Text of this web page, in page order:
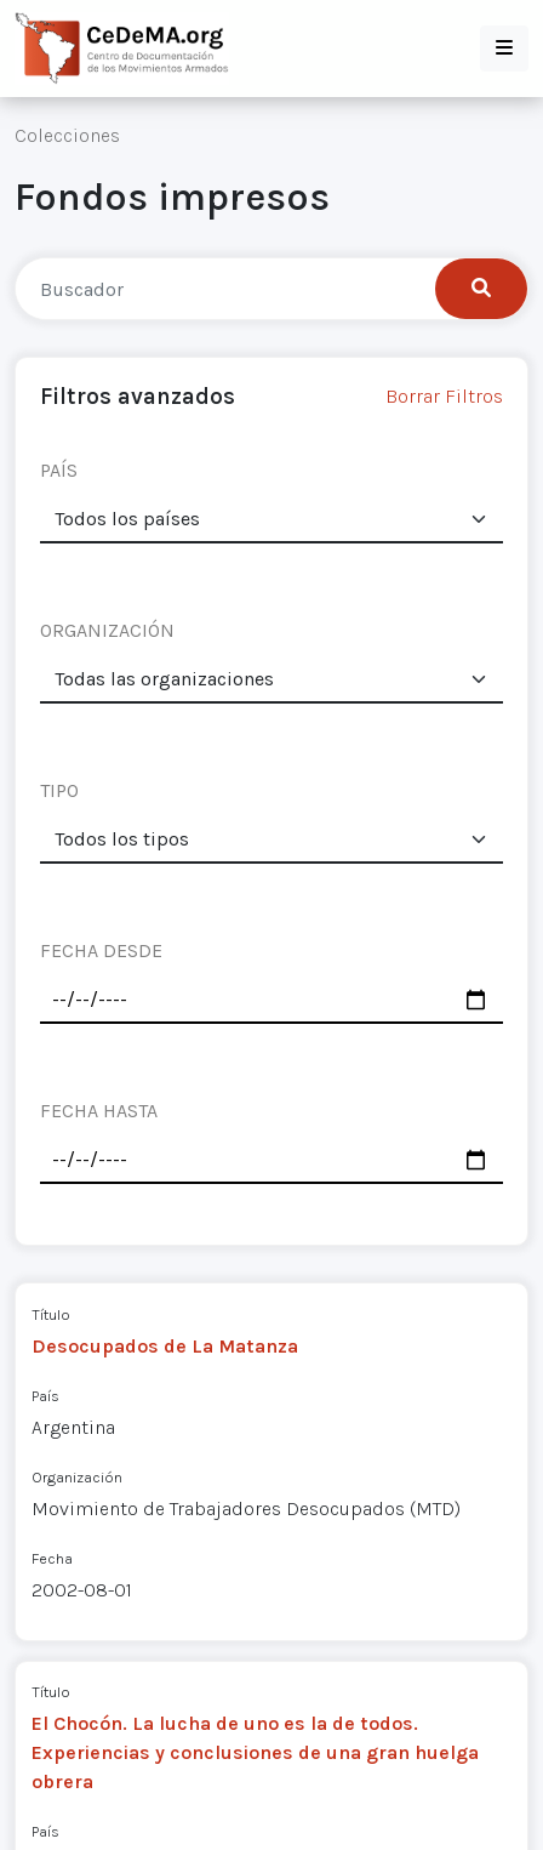
Colecciones
Fondos impresos
Filtros avanzados Borrar Filtros
PAÍS
ORGANIZACIÓN
TIPO
FECHA DESDE
FECHA HASTA
Título
Desocupados de La Matanza
País
Argentina
Organización
Movimiento de Trabajadores Desocupados (MTD)
Fecha
2002-08-01
Título
El Chocón. La lucha de uno es la de todos.
Experiencias y conclusiones de una gran huelga
obrera
País